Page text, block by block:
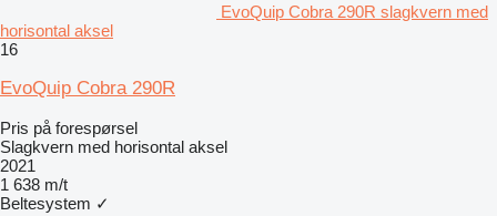
EvoQuip Cobra 290R slagkvern med
horisontal aksel
16
EvoQuip Cobra 290R
Pris på forespørsel
Slagkvern med horisontal aksel
2021
1 638 m/t
Beltesystem ✓